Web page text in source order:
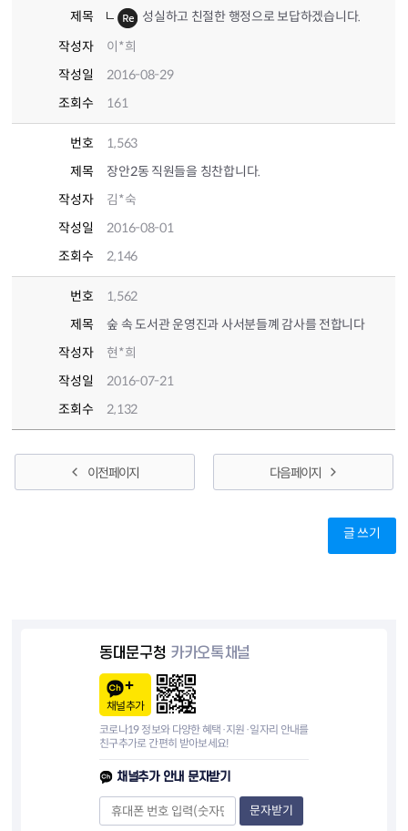
제목
성실하고 친절한 행정으로 보답하겠습니다.
작성자
이*희
작성일
2016-08-29
조회수
161
번호
1,563
제목
장안2동 직원들을 칭찬합니다.
작성자
김*숙
작성일
2016-08-01
조회수
2,146
번호
1,562
제목
숲 속 도서관 운영진과 사서분들꼐 감사를 전합니다
작성자
현*희
작성일
2016-07-21
조회수
2,132
이전 페이지 다음 페이지
글 쓰기
동대문구청 카카오톡채널
채널추가
코로나19 정보와 다양한 혜택·지원·일자리 안내를
친구추가로 간편히 받아보세요!
채널추가 안내 문자받기
문자받기